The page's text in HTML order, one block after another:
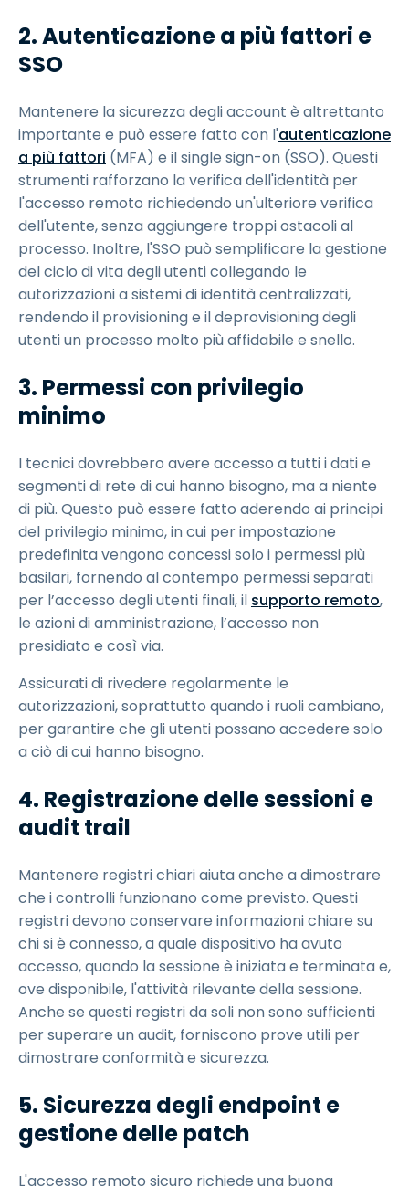
2. Autenticazione a più fattori e
SSO
Mantenere la sicurezza degli account è altrettanto
importante e può essere fatto con l'autenticazione
a più fattori (MFA) e il single sign-on (SSO). Questi
strumenti rafforzano la verifica dell'identità per
l'accesso remoto richiedendo un'ulteriore verifica
dell'utente, senza aggiungere troppi ostacoli al
processo. Inoltre, l'SSO può semplificare la gestione
del ciclo di vita degli utenti collegando le
autorizzazioni a sistemi di identità centralizzati,
rendendo il provisioning e il deprovisioning degli
utenti un processo molto più affidabile e snello.
3. Permessi con privilegio
minimo
I tecnici dovrebbero avere accesso a tutti i dati e
segmenti di rete di cui hanno bisogno, ma a niente
di più. Questo può essere fatto aderendo ai principi
del privilegio minimo, in cui per impostazione
predefinita vengono concessi solo i permessi più
basilari, fornendo al contempo permessi separati
per l’accesso degli utenti finali, il supporto remoto,
le azioni di amministrazione, l’accesso non
presidiato e così via.
Assicurati di rivedere regolarmente le
autorizzazioni, soprattutto quando i ruoli cambiano,
per garantire che gli utenti possano accedere solo
a ciò di cui hanno bisogno.
4. Registrazione delle sessioni e
audit trail
Mantenere registri chiari aiuta anche a dimostrare
che i controlli funzionano come previsto. Questi
registri devono conservare informazioni chiare su
chi si è connesso, a quale dispositivo ha avuto
accesso, quando la sessione è iniziata e terminata e,
ove disponibile, l'attività rilevante della sessione.
Anche se questi registri da soli non sono sufficienti
per superare un audit, forniscono prove utili per
dimostrare conformità e sicurezza.
5. Sicurezza degli endpoint e
gestione delle patch
L'accesso remoto sicuro richiede una buona